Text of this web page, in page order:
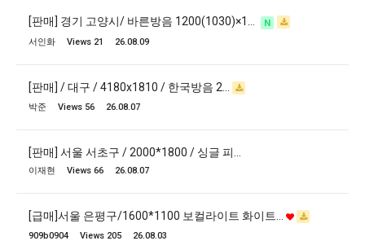
[판매] 경기 고양시/ 바른방음 1200(1030)×1… N
서인화 Views 21 26.08.09
[판매] / 대구 / 4180x1810 / 한국방음 2…
박준 Views 56 26.08.07
[판매] 서울 서초구 / 2000*1800 / 싱글 피…
이재현 Views 66 26.08.07
[급매]서울 은평구/1600*1100 보컬라이트 화이트…
909b0904 Views 205 26.08.03